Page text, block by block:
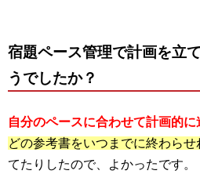
宿題ペース管理で計画を立
うでしたか？
自分のペースに合わせて計画的に
どの参考書をいつまでに終わら
てたりしたので、よかったです。